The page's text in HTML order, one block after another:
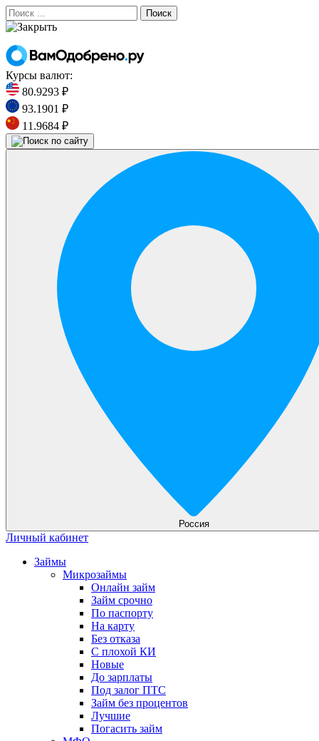
Поиск
Курсы валют:
80.9293 ₽
93.1901 ₽
11.9684 ₽
Россия
Личный кабинет
Займы
Микрозаймы
Онлайн займ
Займ срочно
По паспорту
На карту
Без отказа
С плохой КИ
Новые
До зарплаты
Под залог ПТС
Займ без процентов
Лучшие
Погасить займ